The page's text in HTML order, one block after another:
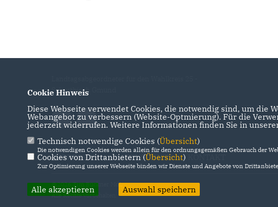
Schwäbisch Gmünd
IMPRESSUM DATENSCHUTZ
@2026 Tim Bückner MdL
Alle Rechte vorbehalten.
Cookie Hinweis
Diese Webseite verwendet Cookies, die notwendig sind, um
Webangebot zu verbessern (Website-Optmierung). Für die
jederzeit widerrufen. Weitere Informationen finden Sie in
Technisch notwendige Cookies (Übersicht)
Die notwendigen Cookies werden allein für den ordnungsgemäßen Gebrauch der
Cookies von Drittanbietern (Übersicht)
Zur Optimierung unserer Webseite binden wir Dienste und Angebote von
Alle akzeptieren Auswahl speichern